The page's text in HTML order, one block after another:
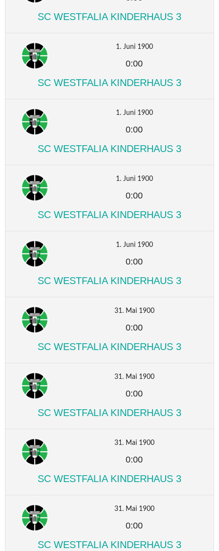
SC WESTFALIA KINDERHAUS 3
1. Juni 1900
0:00
SC WESTFALIA KINDERHAUS 3
1. Juni 1900
0:00
SC WESTFALIA KINDERHAUS 3
1. Juni 1900
0:00
SC WESTFALIA KINDERHAUS 3
1. Juni 1900
0:00
SC WESTFALIA KINDERHAUS 3
31. Mai 1900
0:00
SC WESTFALIA KINDERHAUS 3
31. Mai 1900
0:00
SC WESTFALIA KINDERHAUS 3
31. Mai 1900
0:00
SC WESTFALIA KINDERHAUS 3
31. Mai 1900
0:00
SC WESTFALIA KINDERHAUS 3